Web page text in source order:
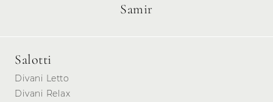
Samir
Salotti
Divani Letto
Divani Relax